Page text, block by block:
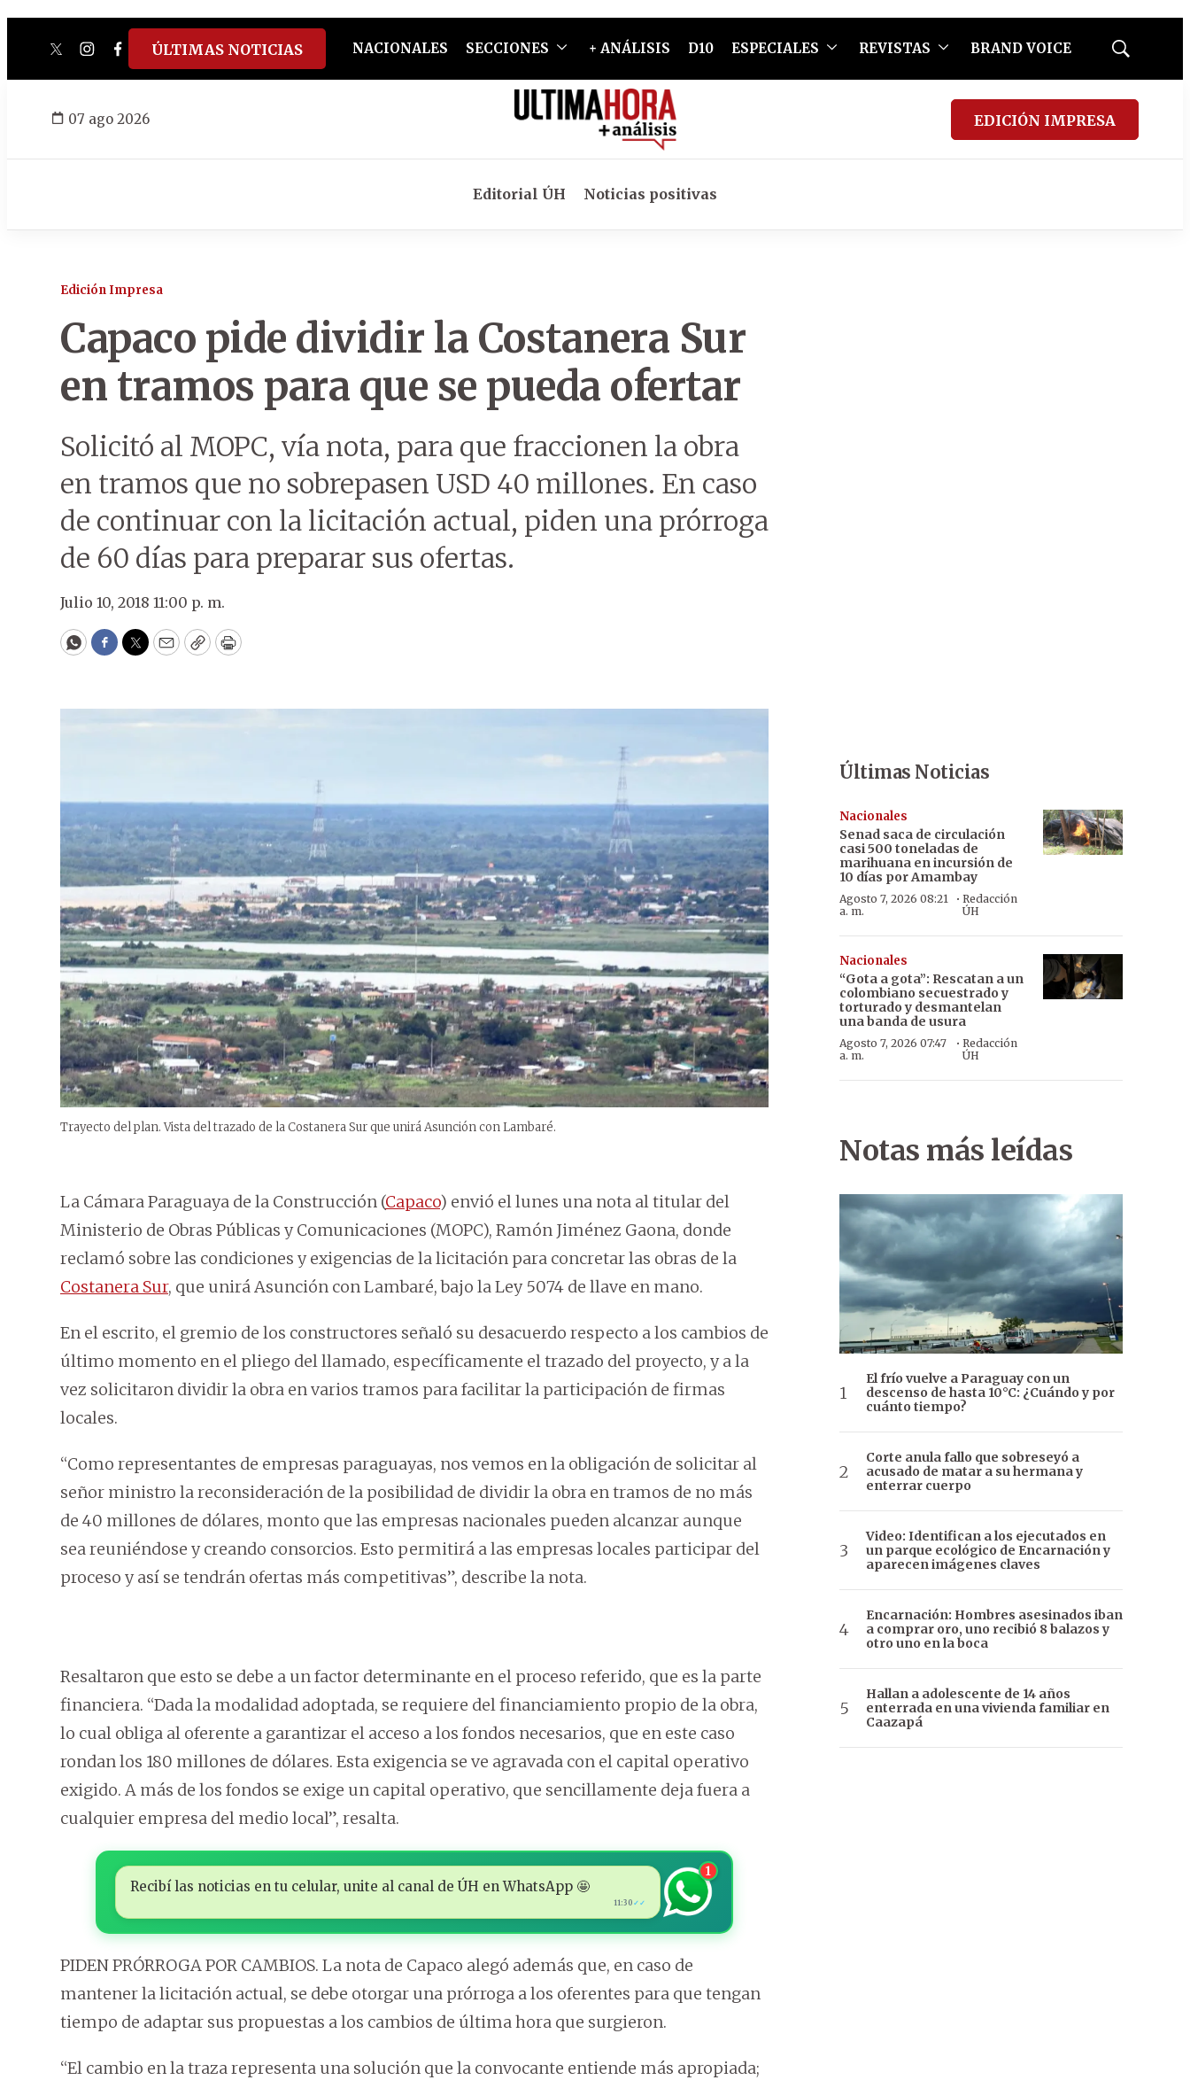
twitterinstagram
facebook
tiktokyoutube
spotify
ÚLTIMAS NOTICIAS NACIONALES SECCIONES + ANÁLISIS D10 ESPECIALES REVISTAS BRAND VOICE
Mostrar
07 ago 2026 EDICIÓN IMPRESA
Editorial ÚH Noticias positivas
Edición Impresa
Capaco pide dividir la Costanera Sur
en tramos para que se pueda ofertar
Solicitó al MOPC, vía nota, para que fraccionen la obra
en tramos que no sobrepasen USD 40 millones. En caso
de continuar con la licitación actual, piden una prórroga
de 60 días para preparar sus ofertas.
Julio 10, 2018 11:00 p. m.
WhatsApp
Facebook
Twitter
EmailCopyPrint
Trayecto del plan. Vista del trazado de la Costanera Sur que unirá Asunción con Lambaré.
La Cámara Paraguaya de la Construcción (Capaco) envió el lunes una nota al titular del
Ministerio de Obras Públicas y Comunicaciones (MOPC), Ramón Jiménez Gaona, donde
reclamó sobre las condiciones y exigencias de la licitación para concretar las obras de la
Costanera Sur, que unirá Asunción con Lambaré, bajo la Ley 5074 de llave en mano.
En el escrito, el gremio de los constructores señaló su desacuerdo respecto a los cambios de
último momento en el pliego del llamado, específicamente el trazado del proyecto, y a la
vez solicitaron dividir la obra en varios tramos para facilitar la participación de firmas
locales.
“Como representantes de empresas paraguayas, nos vemos en la obligación de solicitar al
señor ministro la reconsideración de la posibilidad de dividir la obra en tramos de no más
de 40 millones de dólares, monto que las empresas nacionales pueden alcanzar aunque
sea reuniéndose y creando consorcios. Esto permitirá a las empresas locales participar del
proceso y así se tendrán ofertas más competitivas”, describe la nota.
Resaltaron que esto se debe a un factor determinante en el proceso referido, que es la parte
financiera. “Dada la modalidad adoptada, se requiere del financiamiento propio de la obra,
lo cual obliga al oferente a garantizar el acceso a los fondos necesarios, que en este caso
rondan los 180 millones de dólares. Esta exigencia se ve agravada con el capital operativo
exigido. A más de los fondos se exige un capital operativo, que sencillamente deja fuera a
cualquier empresa del medio local”, resalta.
Recibí las noticias en tu celular, unite al canal de ÚH en WhatsApp 🤩
11:30 ✓✓
1
PIDEN PRÓRROGA POR CAMBIOS. La nota de Capaco alegó además que, en caso de
mantener la licitación actual, se debe otorgar una prórroga a los oferentes para que tengan
tiempo de adaptar sus propuestas a los cambios de última hora que surgieron.
“El cambio en la traza representa una solución que la convocante entiende más apropiada;
Últimas Noticias
Nacionales
Senad saca de circulación
casi 500 toneladas de
marihuana en incursión de
10 días por Amambay
Agosto 7, 2026 08:21
a. m.
·Redacción
ÚH
Nacionales
“Gota a gota”: Rescatan a un
colombiano secuestrado y
torturado y desmantelan
una banda de usura
Agosto 7, 2026 07:47
a. m.
· Redacción
ÚH
Notas más leídas
El frío vuelve a Paraguay con un
descenso de hasta 10°C: ¿Cuándo y por
cuánto tiempo?
Corte anula fallo que sobreseyó a
acusado de matar a su hermana y
enterrar cuerpo
Video: Identifican a los ejecutados en
un parque ecológico de Encarnación y
aparecen imágenes claves
Encarnación: Hombres asesinados iban
a comprar oro, uno recibió 8 balazos y
otro uno en la boca
Hallan a adolescente de 14 años
enterrada en una vivienda familiar en
Caazapá